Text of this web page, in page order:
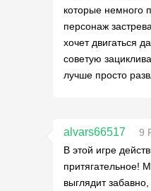
которые немного
персонаж
хочет двигаться
советую
лучше просто
alvars66517
9
В этой игре
притягательное!
выглядит